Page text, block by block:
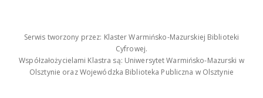
Serwis tworzony przez: Klaster Warmińsko-Mazurskiej Biblioteki
Cyfrowej.
Współzałożycielami Klastra są: Uniwersytet Warmińsko-Mazurski w
Olsztynie oraz Wojewódzka Biblioteka Publiczna w Olsztynie